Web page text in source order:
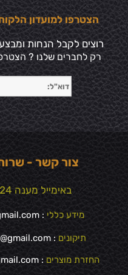
הצטרפו למועדון
רוצים לקבל הנחות
רק לחברים שלנו ?
צור קשר -
באימייל מענה 24 שעות 7 ימים בשבוע :
מידע כללי :
תיקונים : REPAIR.watchstore.co.il@gmail.com
החזרת מוצרים :